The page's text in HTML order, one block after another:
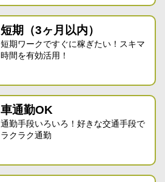
短期（3ヶ月以内）
短期ワークですぐに稼ぎたい！スキマ
時間を有効活用！
車通勤OK
通勤手段いろいろ！好きな交通手段で
ラクラク通勤